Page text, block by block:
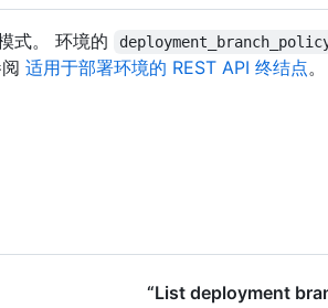
式。 环境的
适用于部署环境的 REST API 终结点。
“List deployment